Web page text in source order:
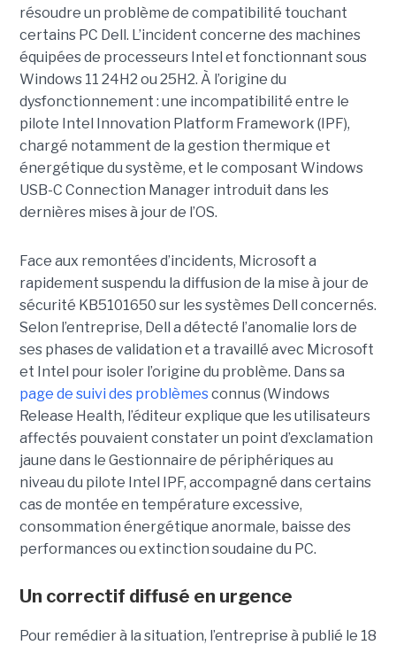
résoudre un problème de compatibilité touchant
certains PC Dell. L’incident concerne des machines
équipées de processeurs Intel et fonctionnant sous
Windows 11 24H2 ou 25H2. À l’origine du
dysfonctionnement : une incompatibilité entre le
pilote Intel Innovation Platform Framework (IPF),
chargé notamment de la gestion thermique et
énergétique du système, et le composant Windows
USB-C Connection Manager introduit dans les
dernières mises à jour de l’OS.
Face aux remontées d’incidents, Microsoft a
rapidement suspendu la diffusion de la mise à jour de
sécurité KB5101650 sur les systèmes Dell concernés.
Selon l’entreprise, Dell a détecté l’anomalie lors de
ses phases de validation et a travaillé avec Microsoft
et Intel pour isoler l’origine du problème. Dans sa
page de suivi des problèmesconnus (Windows
Release Health, l’éditeur explique que les utilisateurs
affectés pouvaient constater un point d’exclamation
jaune dans le Gestionnaire de périphériques au
niveau du pilote Intel IPF, accompagné dans certains
cas de montée en température excessive,
consommation énergétique anormale, baisse des
performances ou extinction soudaine du PC.
Un correctif diffusé en urgence
Pour remédier à la situation, l’entreprise à publié le 18